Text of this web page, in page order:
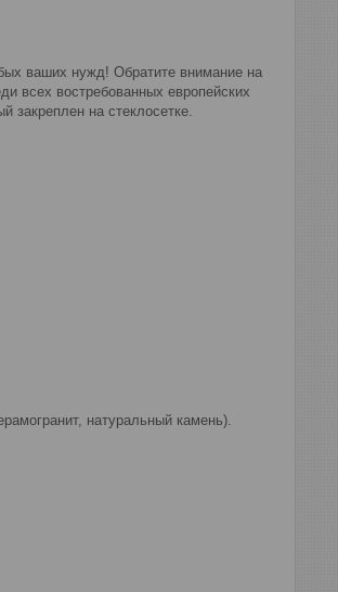
ваших нужд! Обратите внимание на
всех востребованных европейских
закреплен на стеклосетке.
натуральный камень).